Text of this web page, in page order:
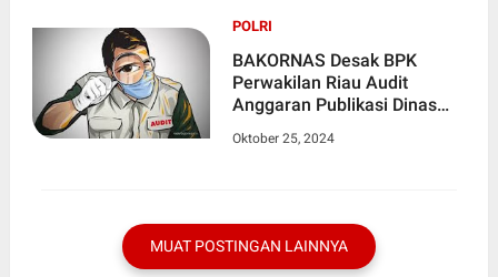
POLRI
BAKORNAS Desak BPK
Perwakilan Riau Audit
Anggaran Publikasi Dinas
Kota Pekanbaru
Oktober 25, 2024
MUAT POSTINGAN LAINNYA